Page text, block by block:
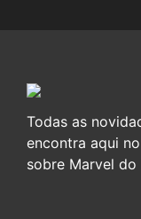
Todas as
encontra aqui
sobre Marvel do